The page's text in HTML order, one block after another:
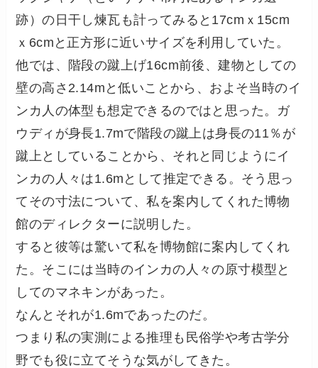
跡）の日干し煉瓦も計ってみると17cmｘ15cm
ｘ6cmと正方形に近いサイズを利用していた。
他では、階段の蹴上げ16cm前後、建物としての
壁の高さ2.14mと低いことから、およそ当時のイ
ンカ人の体型も想定できるのではと思った。ガ
ウディが身長1.7mで階段の蹴上は身長の11％が
蹴上としていることから、それと同じようにイ
ンカの人々は1.6mとして推定できる。そう思っ
てその寸法について、私を案内してくれた博物
館のディレクターに説明した。
すると彼等は驚いて私を博物館に案内してくれ
た。そこには当時のインカの人々の原寸模型と
してのマネキンがあった。
なんとそれが1.6mであったのだ。
つまり私の実測による推理も民俗学や考古学分
野でも役に立てそうな気がしてきた。